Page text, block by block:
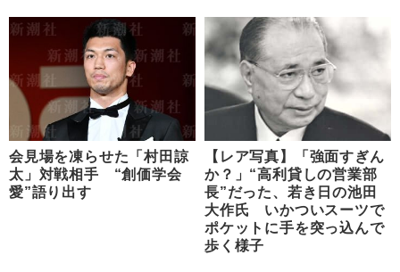
会見場を凍らせた「村田諒
太」対戦相手 “創価学会
愛”語り出す
【レア写真】「強面すぎん
か？」“高利貸しの営業部
長”だった、若き日の池田
大作氏 いかついスーツで
ポケットに手を突っ込んで
歩く様子